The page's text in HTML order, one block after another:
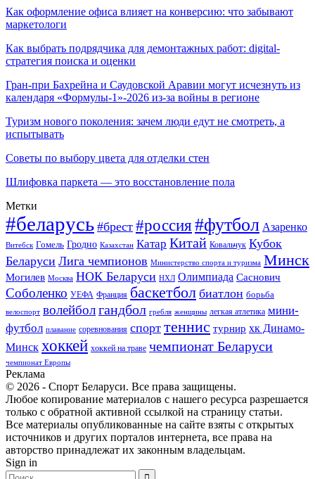
Как оформление офиса влияет на конверсию: что забывают
маркетологи
Как выбрать подрядчика для демонтажных работ: digital-
стратегия поиска и оценки
Гран-при Бахрейна и Саудовской Аравии могут исчезнуть из
календаря «Формулы-1»-2026 из-за войны в регионе
Туризм нового поколения: зачем люди едут не смотреть, а
испытывать
Советы по выбору цвета для отделки стен
Шлифовка паркета — это восстановление пола
Метки
#беларусь #брест #россия#футбол Азаренко
Витебск Гомель Гродно Казахстан Катар Китай Ковальчук Кубок
Беларуси Лига чемпионов Министерство спорта и туризма Минск
Могилев Москва НОК Беларуси НХЛ Олимпиада Саснович
Соболенко УЕФА Франция баскетбол биатлон борьба
велоспорт волейболгандбол гребля женщины легкая атлетика мини-
футбол плавание соревнования спорт теннис турнир хк Динамо-
Минск хоккей хоккей на траве чемпионат Беларуси
чемпионат Европы
Реклама
© 2026 - Спорт Беларуси. Все права защищены.
Любое копирование материалов с нашего ресурса разрешается
только с обратной активной ссылкой на страницу статьи.
Все материалы опубликованные на сайте взяты с открытых
источников и других порталов интернета, все права на
авторство принадлежат их законным владельцам.
Sign in